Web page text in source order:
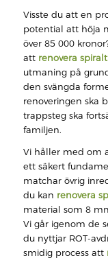
Visste du att en
potential att höja
över 85 000
att renovera
utmaning på
den svängda
renoveringen ska
trappsteg ska
familjen.
Vi håller med om
ett säkert
matchar övrig
du kan renovera
material som 8
Vi går igenom de
du nyttjar ROT-
smidig process att